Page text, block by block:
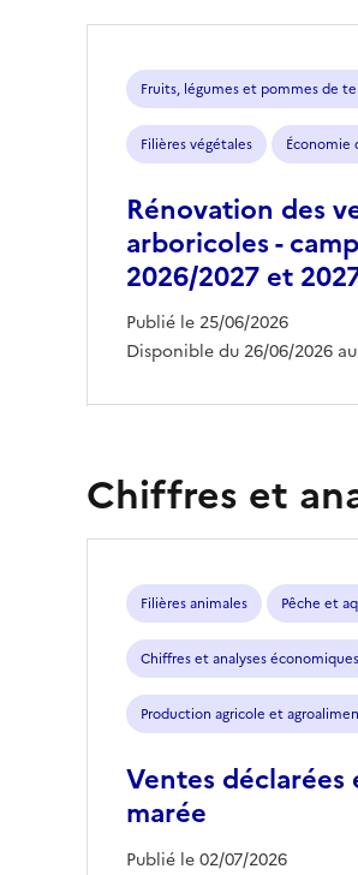
Fruits, légumes et pommes de
Filières végétales Économie
Rénovation des
arboricoles -
2026/2027 et
Publié le 25/06/2026
Disponible du 26/06/2026
Chiffres et
Filières animales Pêche et
Chiffres et analyses économiques
Production agricole et
Ventes déclarées
marée
Publié le 02/07/2026